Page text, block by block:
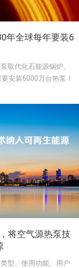
年全球每年要装6
取代化石能源锅炉。
安装6000万台热泵！
将空气源热泵技
型、使用功能、用户